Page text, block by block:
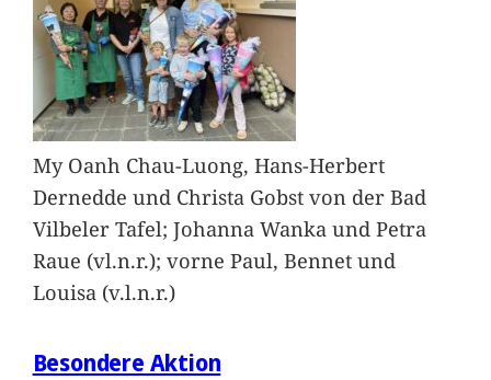
My Oanh Chau-Luong, Hans-Herbert
Dernedde und Christa Gobst von der Bad
Vilbeler Tafel; Johanna Wanka und Petra
Raue (vl.n.r.); vorne Paul, Bennet und
Louisa (v.l.n.r.)
Besondere Aktion